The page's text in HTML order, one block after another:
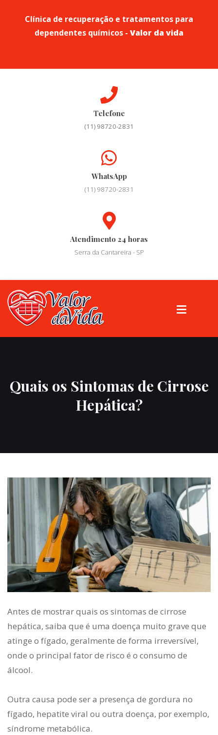
Clínica de recuperação e tratamentos para
dependentes químicos - Valor da vida
Telefone
(11) 98720-2831
WhatsApp
(11) 98720-2831
Atendimento 24 horas
Serra da Cantareira - SP
Quais os Sintomas de Cirrose
Hepática?
Antes de mostrar quais os sintomas de cirrose
hepática, saiba que é uma doença muito grave que
atinge o fígado, geralmente de forma irreversível,
onde o principal fator de risco é o consumo de
álcool.
Outra causa pode ser a presença de gordura no
fígado, hepatite viral ou outra doença, por exemplo,
síndrome metabólica.